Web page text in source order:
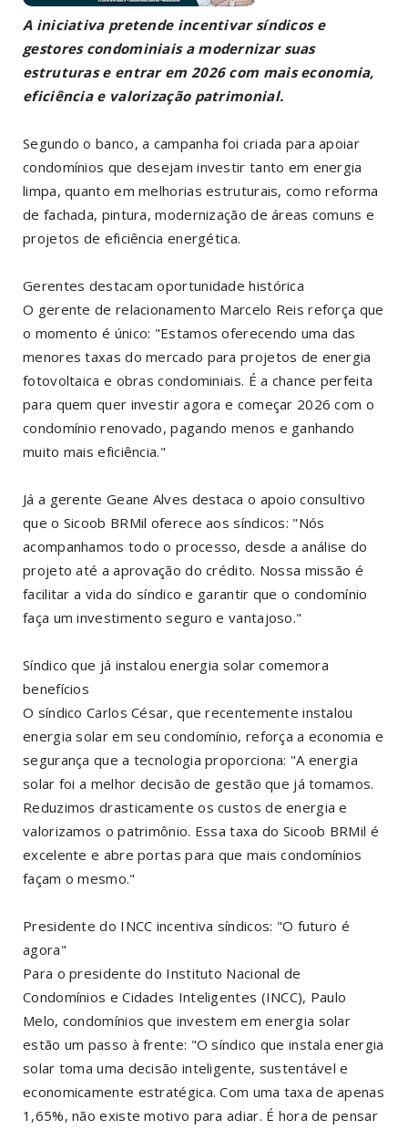
A iniciativa pretende incentivar síndicos e
gestores condominiais a modernizar suas
estruturas e entrar em 2026 com mais economia,
eficiência e valorização patrimonial.
Segundo o banco, a campanha foi criada para apoiar
condomínios que desejam investir tanto em energia
limpa, quanto em melhorias estruturais, como reforma
de fachada, pintura, modernização de áreas comuns e
projetos de eficiência energética.
Gerentes destacam oportunidade histórica
O gerente de relacionamento Marcelo Reis reforça que
o momento é único: "Estamos oferecendo uma das
menores taxas do mercado para projetos de energia
fotovoltaica e obras condominiais. É a chance perfeita
para quem quer investir agora e começar 2026 com o
condomínio renovado, pagando menos e ganhando
muito mais eficiência."
Já a gerente Geane Alves destaca o apoio consultivo
que o Sicoob BRMil oferece aos síndicos: "Nós
acompanhamos todo o processo, desde a análise do
projeto até a aprovação do crédito. Nossa missão é
facilitar a vida do síndico e garantir que o condomínio
faça um investimento seguro e vantajoso."
Síndico que já instalou energia solar comemora
benefícios
O síndico Carlos César, que recentemente instalou
energia solar em seu condomínio, reforça a economia e
segurança que a tecnologia proporciona: "A energia
solar foi a melhor decisão de gestão que já tomamos.
Reduzimos drasticamente os custos de energia e
valorizamos o patrimônio. Essa taxa do Sicoob BRMil é
excelente e abre portas para que mais condomínios
façam o mesmo."
Presidente do INCC incentiva síndicos: "O futuro é
agora"
Para o presidente do Instituto Nacional de
Condomínios e Cidades Inteligentes (INCC), Paulo
Melo, condomínios que investem em energia solar
estão um passo à frente: "O síndico que instala energia
solar toma uma decisão inteligente, sustentável e
economicamente estratégica. Com uma taxa de apenas
1,65%, não existe motivo para adiar. É hora de pensar